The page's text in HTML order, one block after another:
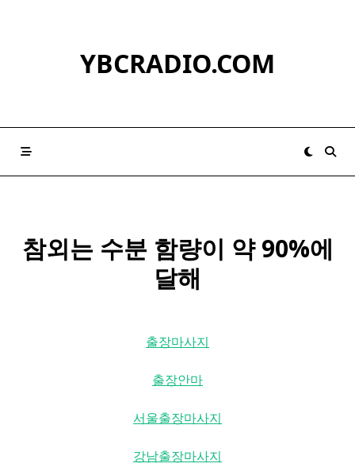
YBCRADIO.COM
참외는 수분 함량이 약 90%에
달해
출장마사지
출장안마
서울출장마사지
강남출장마사지